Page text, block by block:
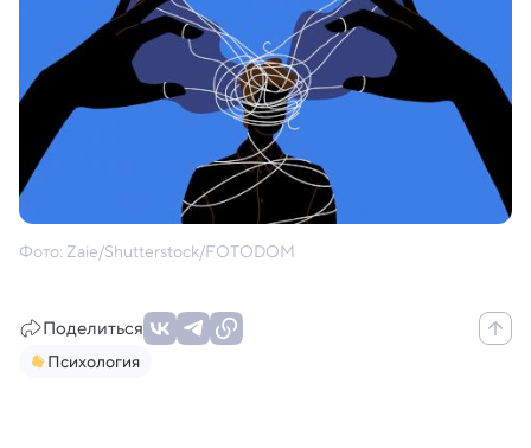
Фото: Zaie/Shutterstock/FOTODOM
Поделиться
Психология